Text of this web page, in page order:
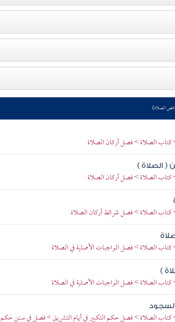
الصلاة)
كتاب الصلاة > فصل أركان الصلاة
( الصلاة )
كتاب الصلاة > فصل أركان الصلاة
كتاب الصلاة > فصل شرائط أركان الصلاة
كتاب الصلاة > فصل الواجبات الأصلية في الصلاة
)
كتاب الصلاة > فصل الواجبات الأصلية في الصلاة
السجود
> كتاب الصلاة > فصل حكم التكبير في أيام التشريق > فصل في سنن حكم